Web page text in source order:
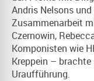
Andris Nelsons
Zusammenarbeit
Czernowin,
Komponisten wie
Kreppein –
Uraufführung.